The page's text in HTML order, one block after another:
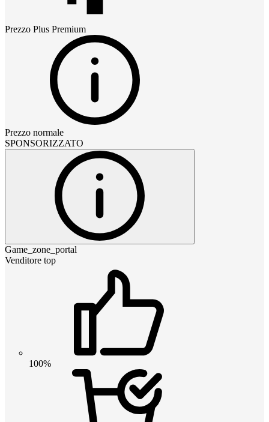
Prezzo Plus Premium
Prezzo normale
SPONSORIZZATO
Game_zone_portal
Venditore top
100%